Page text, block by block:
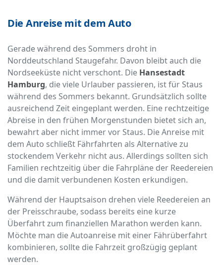
Die Anreise mit dem Auto
Gerade während des Sommers droht in
Norddeutschland Staugefahr. Davon bleibt auch die
Nordseeküste nicht verschont. Die Hansestadt
Hamburg, die viele Urlauber passieren, ist für Staus
während des Sommers bekannt. Grundsätzlich sollte
ausreichend Zeit eingeplant werden. Eine rechtzeitige
Abreise in den frühen Morgenstunden bietet sich an,
bewahrt aber nicht immer vor Staus. Die Anreise mit
dem Auto schließt Fährfahrten als Alternative zu
stockendem Verkehr nicht aus. Allerdings sollten sich
Familien rechtzeitig über die Fahrpläne der Reedereien
und die damit verbundenen Kosten erkundigen.
Während der Hauptsaison drehen viele Reedereien an
der Preisschraube, sodass bereits eine kurze
Überfahrt zum finanziellen Marathon werden kann.
Möchte man die Autoanreise mit einer Fährüberfahrt
kombinieren, sollte die Fahrzeit großzügig geplant
werden.